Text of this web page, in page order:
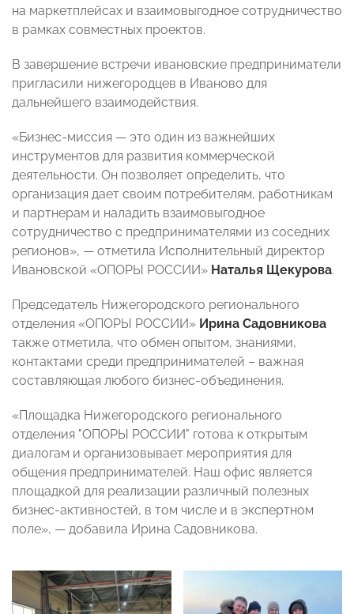
на маркетплейсах и взаимовыгодное сотрудничество
в рамках совместных проектов.
В завершение встречи ивановские предприниматели
пригласили нижегородцев в Иваново для
дальнейшего взаимодействия.
«Бизнес-миссия — это один из важнейших
инструментов для развития коммерческой
деятельности. Он позволяет определить, что
организация дает своим потребителям, работникам
и партнерам и наладить взаимовыгодное
сотрудничество с предпринимателями из соседних
регионов», — отметила Исполнительный директор
Ивановской «ОПОРЫ РОССИИ» Наталья Щекурова.
Председатель Нижегородского регионального
отделения «ОПОРЫ РОССИИ» Ирина Садовникова
также отметила, что обмен опытом, знаниями,
контактами среди предпринимателей – важная
составляющая любого бизнес-объединения.
«Площадка Нижегородского регионального
отделения "ОПОРЫ РОССИИ" готова к открытым
диалогам и организовывает мероприятия для
общения предпринимателей. Наш офис является
площадкой для реализации различный полезных
бизнес-активностей, в том числе и в экспертном
поле», — добавила Ирина Садовникова.